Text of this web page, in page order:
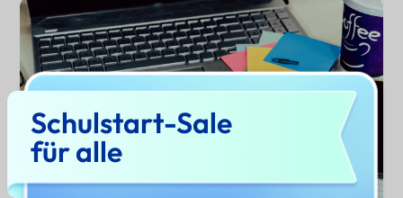
Schulstart-Sale
für alle